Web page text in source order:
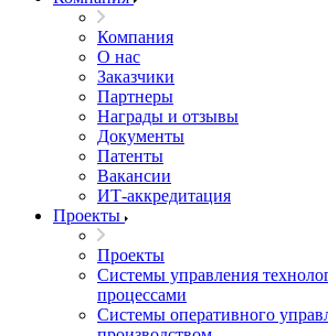
Компания
О нас
Заказчики
Партнеры
Награды и отзывы
Документы
Патенты
Вакансии
ИТ-аккредитация
Проекты
Проекты
Системы управления
процессами
Системы оперативного